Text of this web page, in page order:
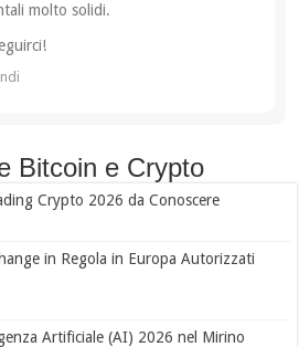
molto solidi.
Bitcoin e Crypto
Crypto 2026 da Conoscere
in Regola in Europa Autorizzati
Artificiale (AI) 2026 nel Mirino